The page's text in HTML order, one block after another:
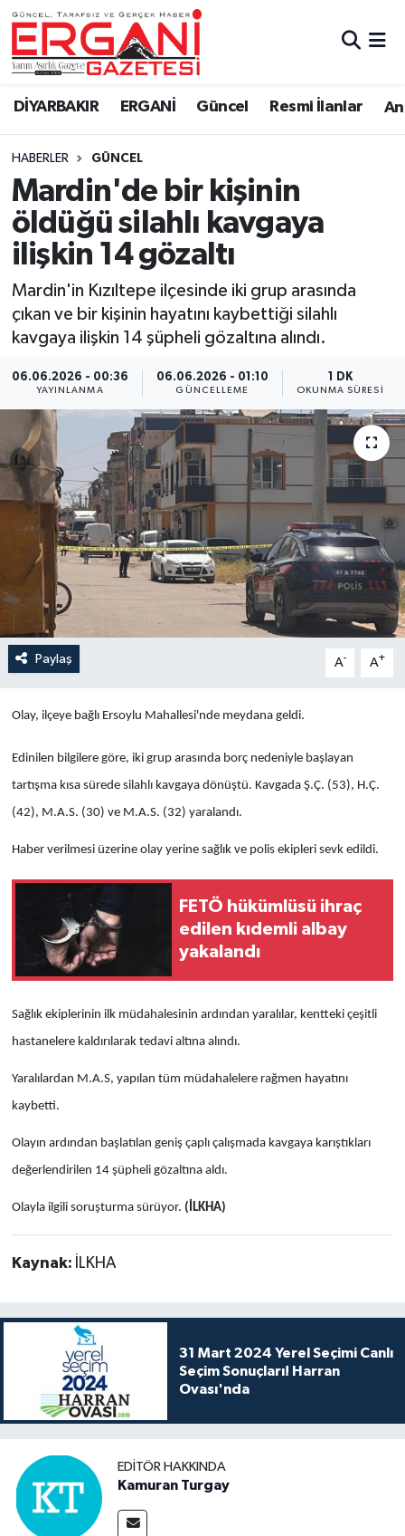
DİYARBAKIR ERGANİ Güncel Resmi İlanlar
HABERLER GÜNCEL
Mardin'de bir kişinin
öldüğü silahlı kavgaya
ilişkin 14 gözaltı
Mardin'in Kızıltepe ilçesinde iki grup arasında
çıkan ve bir kişinin hayatını kaybettiği silahlı
kavgaya ilişkin 14 şüpheli gözaltına alındı.
06.06.2026 - 00:36
YAYINLANMA
06.06.2026 - 01:10
GÜNCELLEME
1 DK
OKUNMA SÜRESI
Paylaş A- A+
Olay, ilçeye bağlı Ersoylu Mahallesi'nde meydana geldi.
Edinilen bilgilere göre, iki grup arasında borç nedeniyle başlayan
tartışma kısa sürede silahlı kavgaya dönüştü. Kavgada Ş.Ç. (53), H.Ç.
(42), M.A.S. (30) ve M.A.S. (32) yaralandı.
Haber verilmesi üzerine olay yerine sağlık ve polis ekipleri sevk edildi.
FETÖ hükümlüsü ihraç
edilen kıdemli albay
yakalandı
Sağlık ekiplerinin ilk müdahalesinin ardından yaralılar, kentteki çeşitli
hastanelere kaldırılarak tedavi altına alındı.
Yaralılardan M.A.S, yapılan tüm müdahalelere rağmen hayatını
kaybetti.
Olayın ardından başlatılan geniş çaplı çalışmada kavgaya karıştıkları
değerlendirilen 14 şüpheli gözaltına aldı.
Olayla ilgili soruşturma sürüyor. (İLKHA)
Kaynak: İLKHA
31 Mart 2024 Yerel Seçimi Canlı
Seçim Sonuçları! Harran
Ovası'nda
EDITÖR HAKKINDA
Kamuran Turgay
DİYARBAKIR
BİSMİL
BAĞLAR
ERGANİ
Güncel
Eği̇ti̇m
Resmi İlanlar
Sağlık
Si̇yaset
Spor
Yaşam
Anali̇z
Bi̇li̇m & Teknoloji̇
Dünya
Eği̇ti̇m
Ergani Nöbetçi Eczaneler
Ergani Hava Durumu
Ergani Trafik Yoğunluk Haritası
Süper Lig Puan Durumu ve Fikstür
Tüm Manşetler
Son Dakika Haberleri
Haber Arşivi